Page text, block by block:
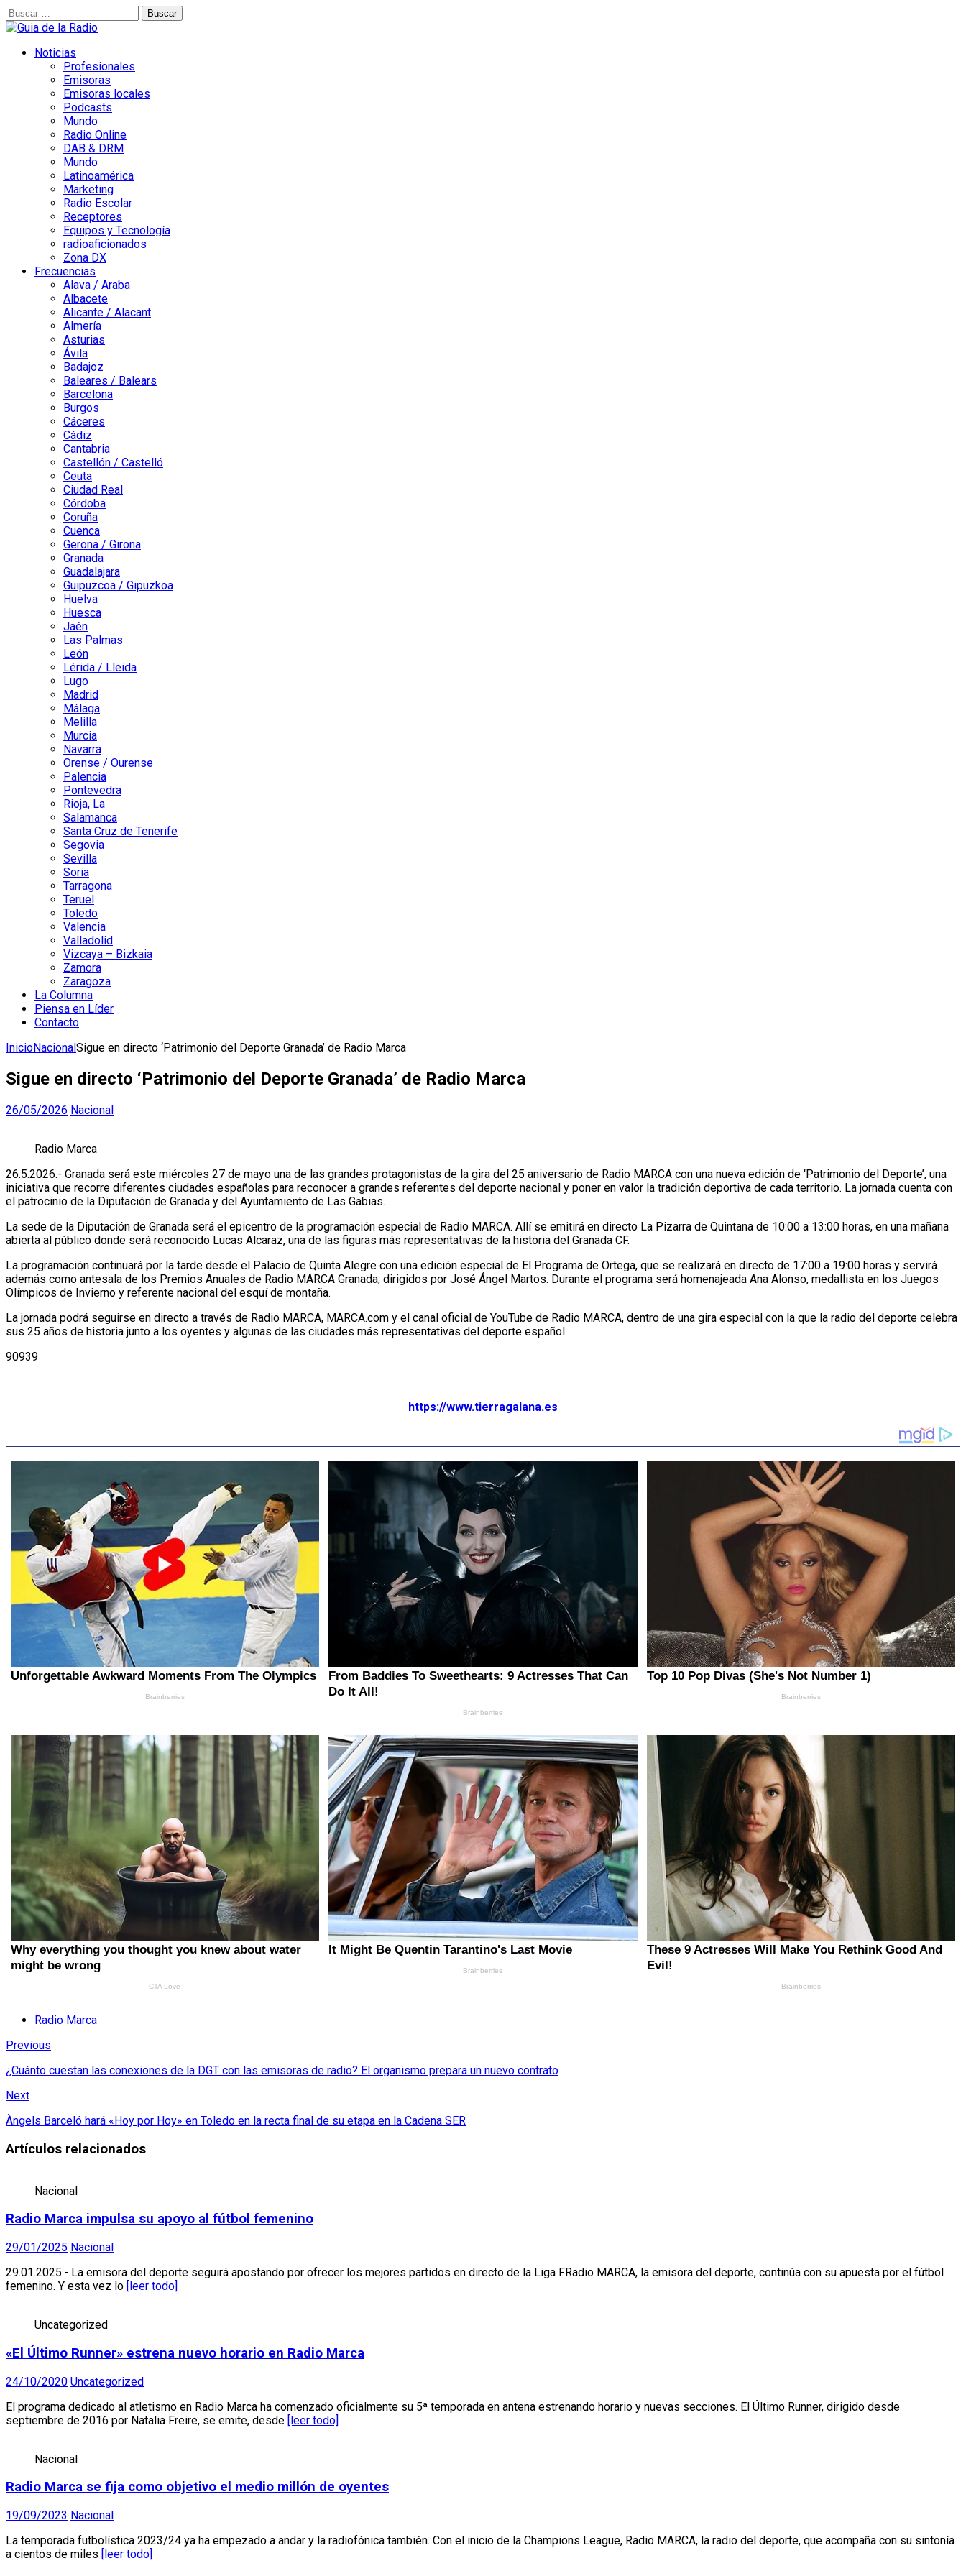
Buscar:
Noticias
Profesionales
Emisoras
Emisoras locales
Podcasts
Mundo
Radio Online
DAB & DRM
Mundo
Latinoamérica
Marketing
Radio Escolar
Receptores
Equipos y Tecnología
radioaficionados
Zona DX
Frecuencias
Alava / Araba
Albacete
Alicante / Alacant
Almería
Asturias
Ávila
Badajoz
Baleares / Balears
Barcelona
Burgos
Cáceres
Cádiz
Cantabria
Castellón / Castelló
Ceuta
Ciudad Real
Córdoba
Coruña
Cuenca
Gerona / Girona
Granada
Guadalajara
Guipuzcoa / Gipuzkoa
Huelva
Huesca
Jaén
Las Palmas
León
Lérida / Lleida
Lugo
Madrid
Málaga
Melilla
Murcia
Navarra
Orense / Ourense
Palencia
Pontevedra
Rioja, La
Salamanca
Santa Cruz de Tenerife
Segovia
Sevilla
Soria
Tarragona
Teruel
Toledo
Valencia
Valladolid
Vizcaya – Bizkaia
Zamora
Zaragoza
La Columna
Piensa en Líder
Contacto
InicioNacionalSigue en directo ‘Patrimonio del Deporte Granada’ de Radio Marca
Sigue en directo ‘Patrimonio del Deporte Granada’ de Radio Marca
26/05/2026 Nacional
Radio Marca
26.5.2026.- Granada será este miércoles 27 de mayo una de las grandes protagonistas de la gira del 25 aniversario de Radio MARCA con una nueva edición de ‘Patrimonio del Deporte’, una
iniciativa que recorre diferentes ciudades españolas para reconocer a grandes referentes del deporte nacional y poner en valor la tradición deportiva de cada territorio. La jornada cuenta con
el patrocinio de la Diputación de Granada y del Ayuntamiento de Las Gabias.
La sede de la Diputación de Granada será el epicentro de la programación especial de Radio MARCA. Allí se emitirá en directo La Pizarra de Quintana de 10:00 a 13:00 horas, en una mañana
abierta al público donde será reconocido Lucas Alcaraz, una de las figuras más representativas de la historia del Granada CF.
La programación continuará por la tarde desde el Palacio de Quinta Alegre con una edición especial de El Programa de Ortega, que se realizará en directo de 17:00 a 19:00 horas y servirá
además como antesala de los Premios Anuales de Radio MARCA Granada, dirigidos por José Ángel Martos. Durante el programa será homenajeada Ana Alonso, medallista en los Juegos
Olímpicos de Invierno y referente nacional del esquí de montaña.
La jornada podrá seguirse en directo a través de Radio MARCA, MARCA.com y el canal oficial de YouTube de Radio MARCA, dentro de una gira especial con la que la radio del deporte celebra
sus 25 años de historia junto a los oyentes y algunas de las ciudades más representativas del deporte español.
90939
https://www.tierragalana.es
Radio Marca
Previous
¿Cuánto cuestan las conexiones de la DGT con las emisoras de radio? El organismo prepara un nuevo contrato
Next
Àngels Barceló hará «Hoy por Hoy» en Toledo en la recta final de su etapa en la Cadena SER
Artículos relacionados
Nacional
Radio Marca impulsa su apoyo al fútbol femenino
29/01/2025 Nacional
29.01.2025.- La emisora del deporte seguirá apostando por ofrecer los mejores partidos en directo de la Liga FRadio MARCA, la emisora del deporte, continúa con su apuesta por el fútbol
femenino. Y esta vez lo
[leer todo]
Uncategorized
«El Último Runner» estrena nuevo horario en Radio Marca
24/10/2020 Uncategorized
El programa dedicado al atletismo en Radio Marca ha comenzado oficialmente su 5ª temporada en antena estrenando horario y nuevas secciones. El Último Runner, dirigido desde
septiembre de 2016 por Natalia Freire, se emite, desde [leer todo]
Nacional
Radio Marca se fija como objetivo el medio millón de oyentes
19/09/2023 Nacional
La temporada futbolística 2023/24 ya ha empezado a andar y la radiofónica también. Con el inicio de la Champions League, Radio MARCA, la radio del deporte, que acompaña con su sintonía
a cientos de miles [leer todo]